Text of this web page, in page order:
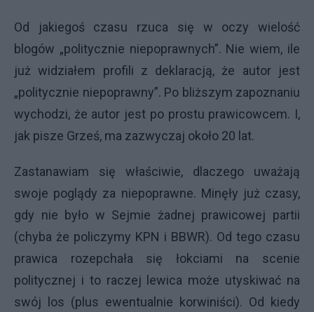
Od jakiegoś czasu rzuca się w oczy wielość
blogów „politycznie niepoprawnych”. Nie wiem, ile
już widziałem profili z deklaracją, że autor jest
„politycznie niepoprawny”. Po bliższym zapoznaniu
wychodzi, że autor jest po prostu prawicowcem. I,
jak pisze Grześ, ma zazwyczaj około 20 lat.
Zastanawiam się właściwie, dlaczego uważają
swoje poglądy za niepoprawne. Minęły już czasy,
gdy nie było w Sejmie żadnej prawicowej partii
(chyba że policzymy KPN i BBWR). Od tego czasu
prawica rozepchała się łokciami na scenie
politycznej i to raczej lewica może utyskiwać na
swój los (plus ewentualnie korwiniści). Od kiedy